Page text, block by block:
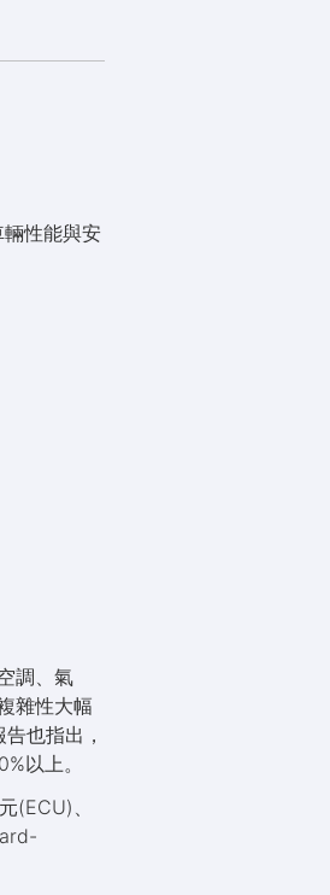
性能與安
調、氣
雜性大幅
也指出，
以上。
(ECU)、